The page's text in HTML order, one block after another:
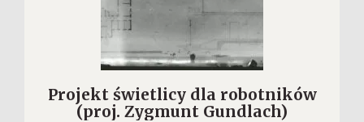
Projekt świetlicy dla robotników
(proj. Zygmunt Gundlach)